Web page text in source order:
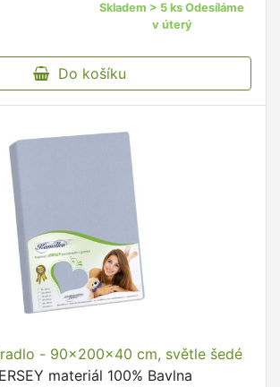
Napínací jerseyová …
Skladem > 5 ks Odesíláme
v úterý
Do košíku
- 90x200x40 cm, světle šedé
materiál 100% Bavlna